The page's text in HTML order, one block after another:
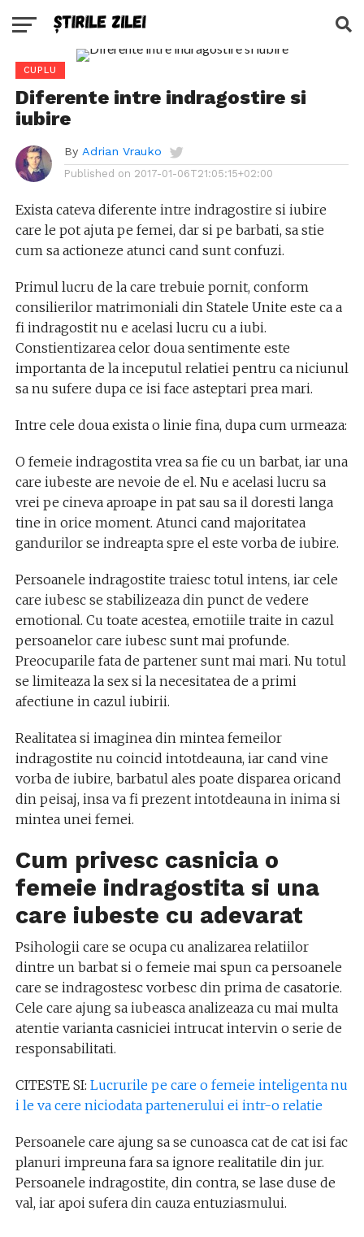
CUPLU
Diferente intre indragostire si
iubire
By Adrian Vrauko
Published on 2017-01-06T21:05:15+02:00
Exista cateva diferente intre indragostire si iubire
care le pot ajuta pe femei, dar si pe barbati, sa stie
cum sa actioneze atunci cand sunt confuzi.
Primul lucru de la care trebuie pornit, conform
consilierilor matrimoniali din Statele Unite este ca a
fi indragostit nu e acelasi lucru cu a iubi.
Constientizarea celor doua sentimente este
importanta de la inceputul relatiei pentru ca niciunul
sa nu sufere dupa ce isi face asteptari prea mari.
Intre cele doua exista o linie fina, dupa cum urmeaza:
O femeie indragostita vrea sa fie cu un barbat, iar una
care iubeste are nevoie de el. Nu e acelasi lucru sa
vrei pe cineva aproape in pat sau sa il doresti langa
tine in orice moment. Atunci cand majoritatea
gandurilor se indreapta spre el este vorba de iubire.
Persoanele indragostite traiesc totul intens, iar cele
care iubesc se stabilizeaza din punct de vedere
emotional. Cu toate acestea, emotiile traite in cazul
persoanelor care iubesc sunt mai profunde.
Preocuparile fata de partener sunt mai mari. Nu totul
se limiteaza la sex si la necesitatea de a primi
afectiune in cazul iubirii.
Realitatea si imaginea din mintea femeilor
indragostite nu coincid intotdeauna, iar cand vine
vorba de iubire, barbatul ales poate disparea oricand
din peisaj, insa va fi prezent intotdeauna in inima si
mintea unei femei.
Cum privesc casnicia o
femeie indragostita si una
care iubeste cu adevarat
Psihologii care se ocupa cu analizarea relatiilor
dintre un barbat si o femeie mai spun ca persoanele
care se indragostesc vorbesc din prima de casatorie.
Cele care ajung sa iubeasca analizeaza cu mai multa
atentie varianta casniciei intrucat intervin o serie de
responsabilitati.
CITESTE SI: Lucrurile pe care o femeie inteligenta nu
i le va cere niciodata partenerului ei intr-o relatie
Persoanele care ajung sa se cunoasca cat de cat isi fac
planuri impreuna fara sa ignore realitatile din jur.
Persoanele indragostite, din contra, se lase duse de
val, iar apoi sufera din cauza entuziasmului.